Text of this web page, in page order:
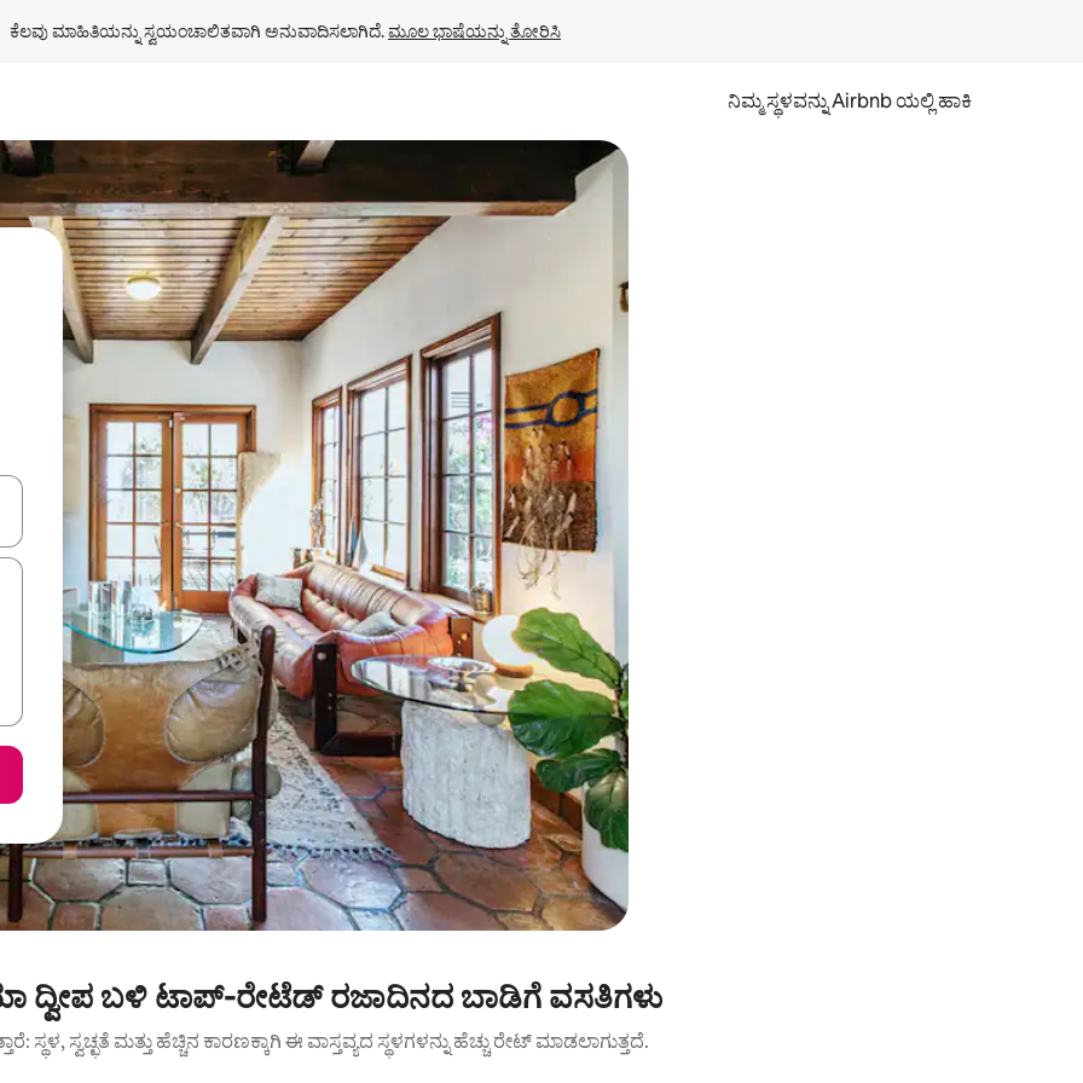
ಕೆಲವು ಮಾಹಿತಿಯನ್ನು ಸ್ವಯಂಚಾಲಿತವಾಗಿ ಅನುವಾದಿಸಲಾಗಿದೆ. ಮೂಲ ಭಾಷೆಯನ್ನು ತೋರಿಸಿ
ನಿಮ್ಮ ಸ್ಥಳವನ್ನು Airbnb ಯಲ್ಲಿ ಹಾಕಿ
ನ್ಯಾವಿಗೇಟ್ ಮಾಡಿ ಅಥವಾ ಸ್ಪರ್ಶ ಅಥವಾ ಸ್ವೈಪ್ ಗೆಸ್ಚರ್‌ಗಳ ಮೂಲಕ ಅನ್ವೇಷಿಸಿ.
ದ್ವೀಪ ಬಳಿ ಟಾಪ್-ರೇಟೆಡ್ ರಜಾದಿನದ ಬಾಡಿಗೆ ವಸತಿಗಳು
ಸ್ಥಳ, ಸ್ವಚ್ಛತೆ ಮತ್ತು ಹೆಚ್ಚಿನ ಕಾರಣಕ್ಕಾಗಿ ಈ ವಾಸ್ತವ್ಯದ ಸ್ಥಳಗಳನ್ನು ಹೆಚ್ಚು ರೇಟ್ ಮಾಡಲಾಗುತ್ತದೆ.